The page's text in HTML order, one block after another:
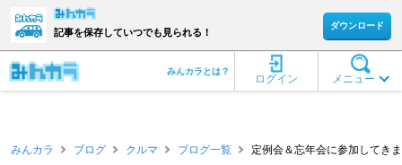
記事を保存していつでも見られる！
ダウンロード
メニュー
ログイン
みんカラとは？
みんカラ ブログ クルマ ブログ一覧 定例会＆忘年会に参加してき